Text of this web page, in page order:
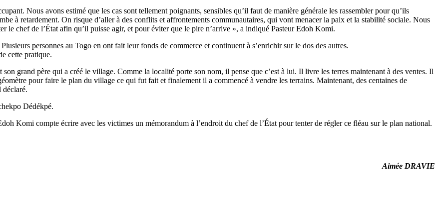
Nous avons estimé que les cas sont tellement poignants, sensibles qu’il faut de manière générale les rassembler pour qu’ils
à retardement. On risque d’aller à des conflits et affrontements communautaires, qui vont menacer la paix et la stabilité sociale. Nous
le chef de l’État afin qu’il puisse agir, et pour éviter que le pire n’arrive », a indiqué Pasteur Edoh Komi.
personnes au Togo en ont fait leur fonds de commerce et continuent à s’enrichir sur le dos des autres.
cette pratique.
son grand père qui a créé le village. Comme la localité porte son nom, il pense que c’est à lui. Il livre les terres maintenant à des ventes. Il
pour faire le plan du village ce qui fut fait et finalement il a commencé à vendre les terrains. Maintenant, des centaines de
déclaré.
Dédékpé.
Komi compte écrire avec les victimes un mémorandum à l’endroit du chef de l’État pour tenter de régler ce fléau sur le plan national.
Aimée DRAVIE